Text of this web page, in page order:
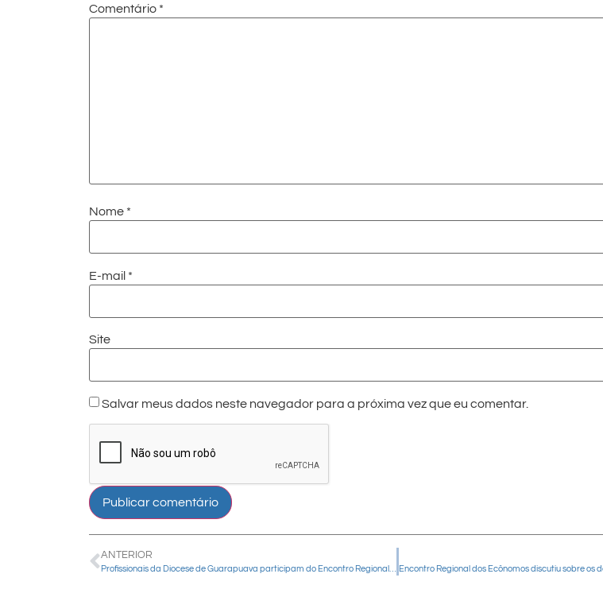
Comentário *
Nome *
E-mail *
Site
Salvar meus dados neste navegador para a próxima vez que eu comentar.
ANTERIOR
Profissionais da Diocese de Guarapuava participam do Encontro Regional dos Ecônomos, em Foz do Iguaçu